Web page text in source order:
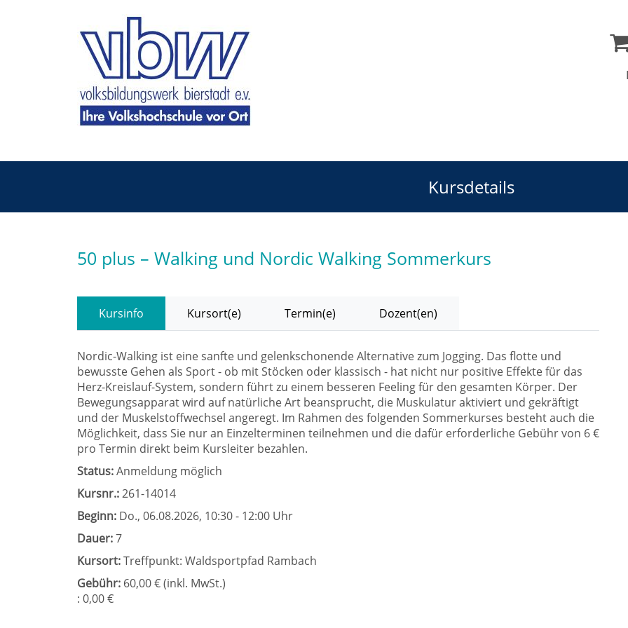
Kursdetails
50 plus – Walking und Nordic Walking Sommerkurs
Kursinfo Kursort(e) Termin(e) Dozent(en)
Nordic-Walking ist eine sanfte und gelenkschonende Alternative zum Jogging. Das flotte und
bewusste Gehen als Sport - ob mit Stöcken oder klassisch - hat nicht nur positive Effekte für das
Herz-Kreislauf-System, sondern führt zu einem besseren Feeling für den gesamten Körper. Der
Bewegungsapparat wird auf natürliche Art beansprucht, die Muskulatur aktiviert und gekräftigt
und der Muskelstoffwechsel angeregt. Im Rahmen des folgenden Sommerkurses besteht auch die
Möglichkeit, dass Sie nur an Einzelterminen teilnehmen und die dafür erforderliche Gebühr von 6 €
pro Termin direkt beim Kursleiter bezahlen.
Status: Anmeldung möglich
Kursnr.:261-14014
Beginn: Do., 06.08.2026, 10:30 - 12:00 Uhr
Dauer:7
Kursort:Treffpunkt: Waldsportpfad Rambach
Gebühr:60,00 € (inkl. MwSt.)
: 0,00 €